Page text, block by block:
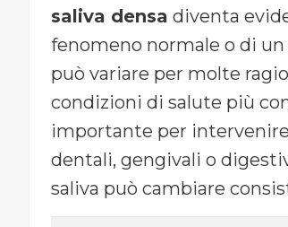
saliva densa diventa
fenomeno normale o di un
può variare per molte
condizioni di salute più
importante per
dentali, gengivali o
saliva può cambiare